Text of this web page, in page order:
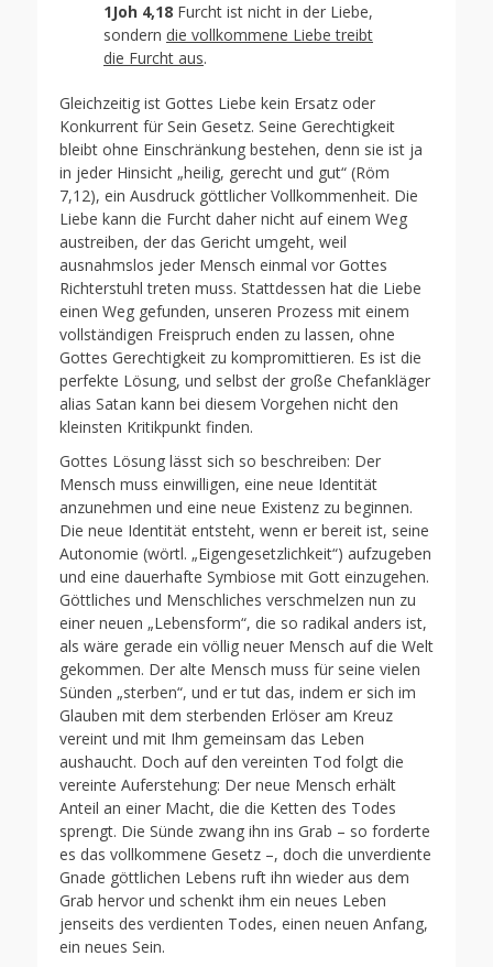
1Joh 4,18 Furcht ist nicht in der Liebe,
sondern die vollkommene Liebe treibt
die Furcht aus.
Gleichzeitig ist Gottes Liebe kein Ersatz oder
Konkurrent für Sein Gesetz. Seine Gerechtigkeit
bleibt ohne Einschränkung bestehen, denn sie ist ja
in jeder Hinsicht „heilig, gerecht und gut“ (Röm
7,12), ein Ausdruck göttlicher Vollkommenheit. Die
Liebe kann die Furcht daher nicht auf einem Weg
austreiben, der das Gericht umgeht, weil
ausnahmslos jeder Mensch einmal vor Gottes
Richterstuhl treten muss. Stattdessen hat die Liebe
einen Weg gefunden, unseren Prozess mit einem
vollständigen Freispruch enden zu lassen, ohne
Gottes Gerechtigkeit zu kompromittieren. Es ist die
perfekte Lösung, und selbst der große Chefankläger
alias Satan kann bei diesem Vorgehen nicht den
kleinsten Kritikpunkt finden.
Gottes Lösung lässt sich so beschreiben: Der
Mensch muss einwilligen, eine neue Identität
anzunehmen und eine neue Existenz zu beginnen.
Die neue Identität entsteht, wenn er bereit ist, seine
Autonomie (wörtl. „Eigengesetzlichkeit“) aufzugeben
und eine dauerhafte Symbiose mit Gott einzugehen.
Göttliches und Menschliches verschmelzen nun zu
einer neuen „Lebensform“, die so radikal anders ist,
als wäre gerade ein völlig neuer Mensch auf die Welt
gekommen. Der alte Mensch muss für seine vielen
Sünden „sterben“, und er tut das, indem er sich im
Glauben mit dem sterbenden Erlöser am Kreuz
vereint und mit Ihm gemeinsam das Leben
aushaucht. Doch auf den vereinten Tod folgt die
vereinte Auferstehung: Der neue Mensch erhält
Anteil an einer Macht, die die Ketten des Todes
sprengt. Die Sünde zwang ihn ins Grab – so forderte
es das vollkommene Gesetz –, doch die unverdiente
Gnade göttlichen Lebens ruft ihn wieder aus dem
Grab hervor und schenkt ihm ein neues Leben
jenseits des verdienten Todes, einen neuen Anfang,
ein neues Sein.